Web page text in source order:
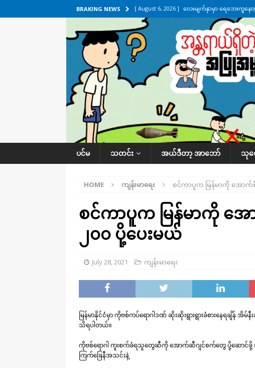
BRAKING NEWS [ August 6, 2026 ] လေးမျက်နှာမှာ ရေဘေးကူနေ
အလိုက် သတင်းကဏ္ဍ
[ August 6, 2026 ] ရေကြီးနေတဲ့ လေးမျက်နှာမှာ
[ August 5, 2026 ] ရန်ကုန်မြို့မှာ ကားမှန်ခွဲခံရ
[ August 5, 2026 ] ဂျပန်ရဲ့ ဒုံးကျည်စမ်းသပ်မှုကို မ
[ August 6, 2026 ] တာကျိုးပြီး ခုနှစ်ရက်မြောက်န
ပင်မ သတင်း အယ်ဒီတာ့ အာဘော် သုတ
HOME ကျန်းမာရေး စင်ကာပူက မြန်မာကို အောက်
စင်ကာပူက မြန်မာကို အ
၂၀၀ ပို့ပေးမယ်
July 28, 2021 ကျန်းမာရေး
မြန်မာနိုင်ငံမှာ ကိုဗစ်ကပ်ရောဂါဒဏ် ဆိုးဆိုးရွားရွားခံစားနေရချိန်
သိရပါတယ်။
ကိုဗစ်ရောဂါ ကူးစက်ခံရသူတွေဆီကို အောက်ဆီဂျင်စက်တွေ ပို့ဆောင်ဖို့ စ
ကြက်ခြေနီအသင်းနဲ့